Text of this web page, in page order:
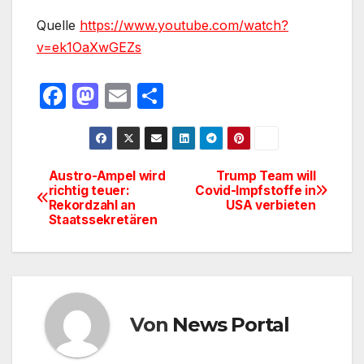
Quelle https://www.youtube.com/watch?
v=ek1OaXwGEZs
F
e
b
o
o
M
a
st
o
d
o
n
E
m
ail
ei
le
n
Beitragsnavigation
Trump Team will
Covid-Impfstoffe in
USA verbieten
Austro-Ampel wird
richtig teuer:
Rekordzahl an
Staatssekretären
Von News Portal